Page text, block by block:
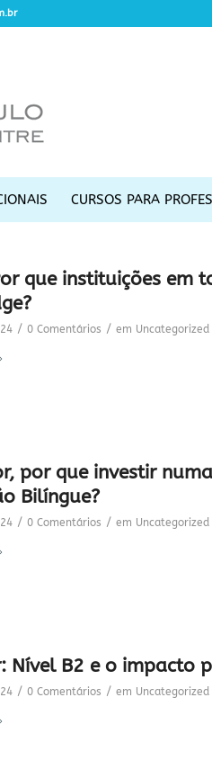
CURSOS PARA
que instituições em
/ 0 Comentários / em Uncategorized
por que investir
Bilíngue?
/ 0 Comentários / em Uncategorized
Nível B2 e o impacto
/ 0 Comentários / em Uncategorized